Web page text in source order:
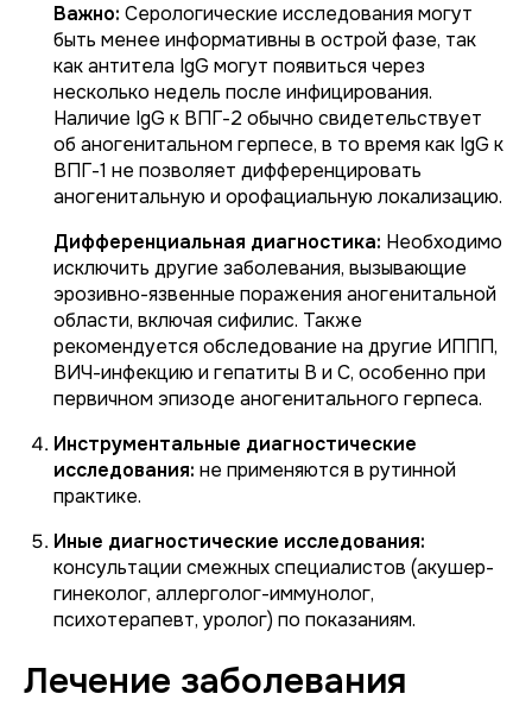
Важно: Серологические исследования могут
быть менее информативны в острой фазе, так
как антитела IgG могут появиться через
несколько недель после инфицирования.
Наличие IgG к ВПГ-2 обычно свидетельствует
об аногенитальном герпесе, в то время как IgG к
ВПГ-1 не позволяет дифференцировать
аногенитальную и орофациальную локализацию.
Дифференциальная диагностика: Необходимо
исключить другие заболевания, вызывающие
эрозивно-язвенные поражения аногенитальной
области, включая сифилис. Также
рекомендуется обследование на другие ИППП,
ВИЧ-инфекцию и гепатиты B и C, особенно при
первичном эпизоде аногенитального герпеса.
Инструментальные диагностические
исследования: не применяются в рутинной
практике.
Иные диагностические исследования:
консультации смежных специалистов (акушер-
гинеколог, аллерголог-иммунолог,
психотерапевт, уролог) по показаниям.
Лечение заболевания